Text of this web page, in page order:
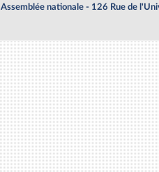
Assemblée nationale - 126 Rue de